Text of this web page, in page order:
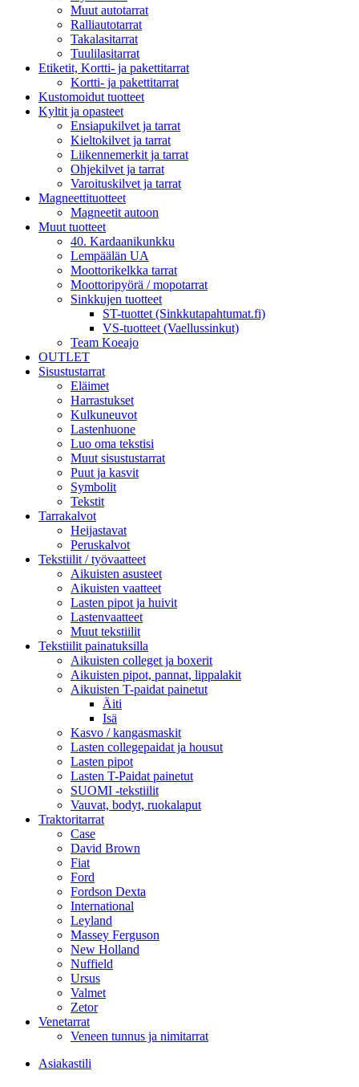
Muut autotarrat
Ralliautotarrat
Takalasitarrat
Tuulilasitarrat
Etiketit, Kortti- ja pakettitarrat
Kortti- ja pakettitarrat
Kustomoidut tuotteet
Kyltit ja opasteet
Ensiapukilvet ja tarrat
Kieltokilvet ja tarrat
Liikennemerkit ja tarrat
Ohjekilvet ja tarrat
Varoituskilvet ja tarrat
Magneettituotteet
Magneetit autoon
Muut tuotteet
40. Kardaanikunkku
Lempäälän UA
Moottorikelkka tarrat
Moottoripyörä / mopotarrat
Sinkkujen tuotteet
ST-tuottet (Sinkkutapahtumat.fi)
VS-tuotteet (Vaellussinkut)
Team Koeajo
OUTLET
Sisustustarrat
Eläimet
Harrastukset
Kulkuneuvot
Lastenhuone
Luo oma tekstisi
Muut sisustustarrat
Puut ja kasvit
Symbolit
Tekstit
Tarrakalvot
Heijastavat
Peruskalvot
Tekstiilit / työvaatteet
Aikuisten asusteet
Aikuisten vaatteet
Lasten pipot ja huivit
Lastenvaatteet
Muut tekstiilit
Tekstiilit painatuksilla
Aikuisten colleget ja boxerit
Aikuisten pipot, pannat, lippalakit
Aikuisten T-paidat painetut
Äiti
Isä
Kasvo / kangasmaskit
Lasten collegepaidat ja housut
Lasten pipot
Lasten T-Paidat painetut
SUOMI -tekstiilit
Vauvat, bodyt, ruokalaput
Traktoritarrat
Case
David Brown
Fiat
Ford
Fordson Dexta
International
Leyland
Massey Ferguson
New Holland
Nuffield
Ursus
Valmet
Zetor
Venetarrat
Veneen tunnus ja nimitarrat
Asiakastili